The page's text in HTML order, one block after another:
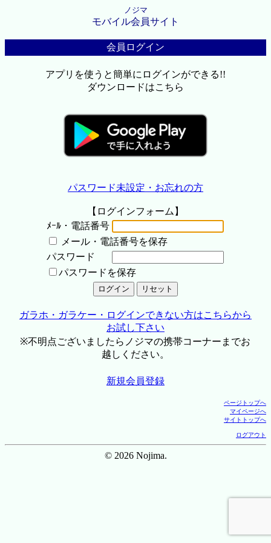
ノジマ
モバイル会員サイト
会員ログイン
アプリを使うと簡単にログインができる!!
ダウンロードはこちら
パスワード未設定・お忘れの方
【ログインフォーム】
ﾒｰﾙ・電話番号
メール・電話番号を保存
パスワード
パスワードを保存
ガラホ・ガラケー・ログインできない方はこちらから
お試し下さい
※不明点ございましたらノジマの携帯コーナーまでお
越しください。
新規会員登録
ページトップへ
マイページへ
サイトトップへ
ログアウト
© 2026 Nojima.